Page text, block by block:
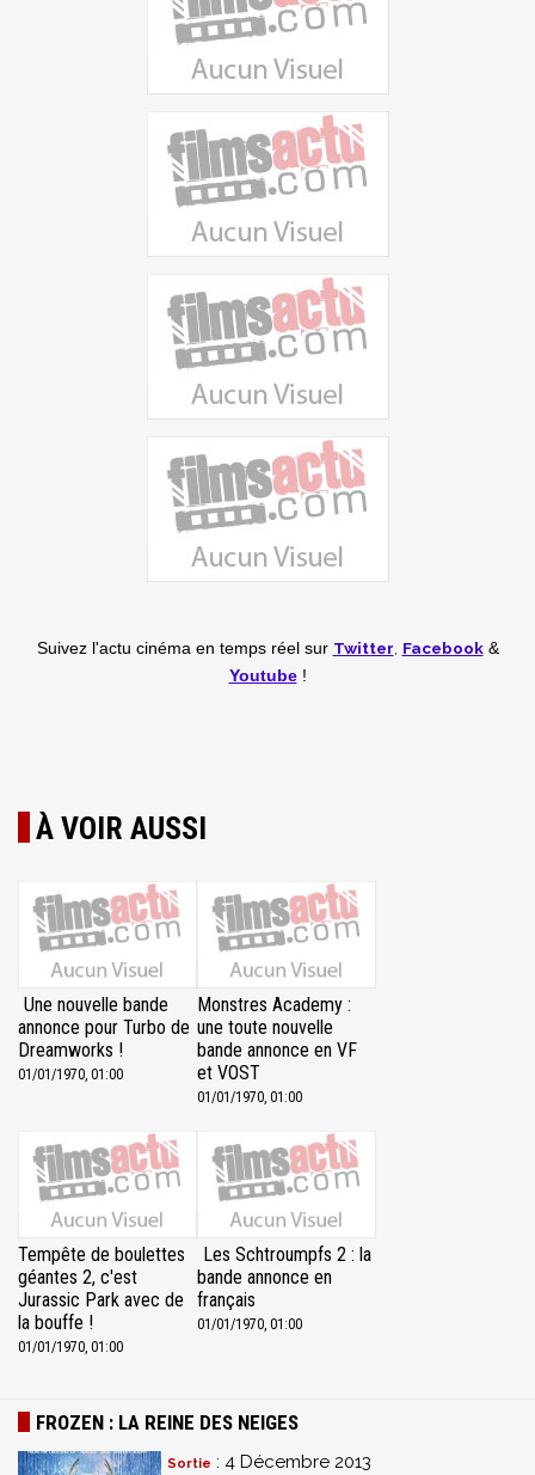
Suivez l'actu cinéma en temps réel sur Twitter Facebook&
Youtube!
À VOIR AUSSI
Une nouvelle bande
annonce pour Turbo de
Dreamworks !
01/01/1970, 01:00
Monstres Academy :
une toute nouvelle
bande annonce en VF
et VOST
01/01/1970, 01:00
Tempête de boulettes
géantes 2, c'est
Jurassic Park avec de
la bouffe !
01/01/1970, 01:00
Les Schtroumpfs 2 : la
bande annonce en
français
01/01/1970, 01:00
FROZEN : LA REINE DES NEIGES
Sortie : 4 Décembre 2013